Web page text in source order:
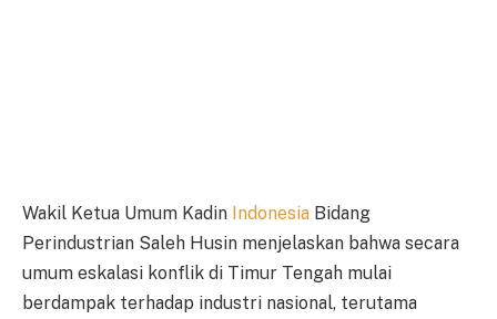
Wakil Ketua Umum Kadin Indonesia Bidang
Perindustrian Saleh Husin menjelaskan bahwa secara
umum eskalasi konflik di Timur Tengah mulai
berdampak terhadap industri nasional, terutama